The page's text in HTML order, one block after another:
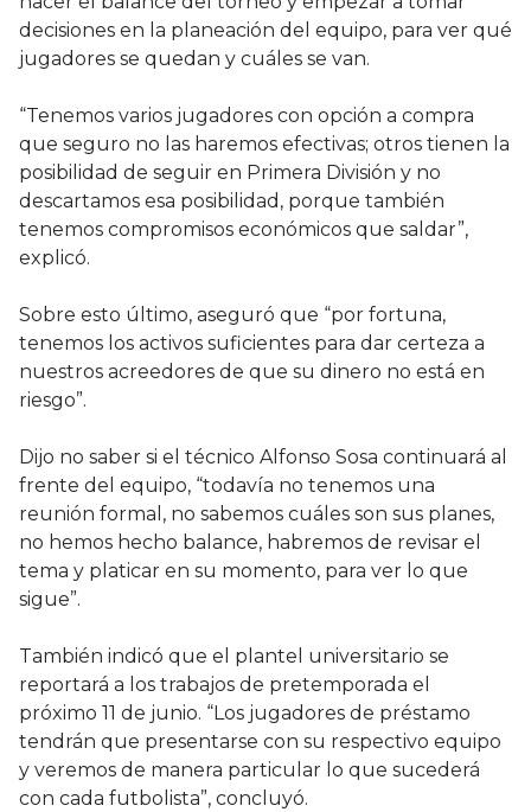
decisiones en la planeación del equipo, para ver qué
jugadores se quedan y cuáles se van.
“Tenemos varios jugadores con opción a compra
que seguro no las haremos efectivas; otros tienen la
posibilidad de seguir en Primera División y no
descartamos esa posibilidad, porque también
tenemos compromisos económicos que saldar”,
explicó.
Sobre esto último, aseguró que “por fortuna,
tenemos los activos suficientes para dar certeza a
nuestros acreedores de que su dinero no está en
riesgo”.
Dijo no saber si el técnico Alfonso Sosa continuará al
frente del equipo, “todavía no tenemos una
reunión formal, no sabemos cuáles son sus planes,
no hemos hecho balance, habremos de revisar el
tema y platicar en su momento, para ver lo que
sigue”.
También indicó que el plantel universitario se
reportará a los trabajos de pretemporada el
próximo 11 de junio. “Los jugadores de préstamo
tendrán que presentarse con su respectivo equipo
y veremos de manera particular lo que sucederá
con cada futbolista”, concluyó.